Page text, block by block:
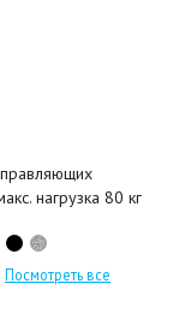
нагрузка 80 кг
Посмотреть все